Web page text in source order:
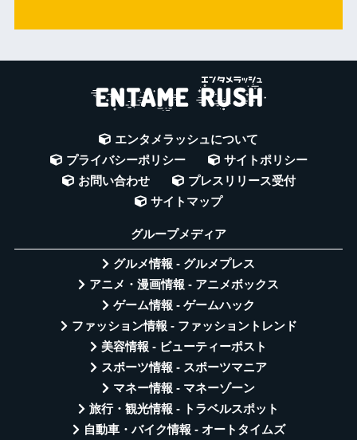
エンタメラッシュについて
プライバシーポリシー
サイトポリシー
お問い合わせ
プレスリリース受付
サイトマップ
グループメディア
グルメ情報 - グルメプレス
アニメ・漫画情報 - アニメボックス
ゲーム情報 - ゲームハック
ファッション情報 - ファッショントレンド
美容情報 - ビューティーポスト
スポーツ情報 - スポーツマニア
マネー情報 - マネーゾーン
旅行・観光情報 - トラベルスポット
自動車・バイク情報 - オートタイムズ